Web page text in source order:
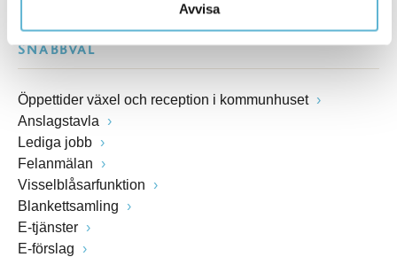
Avvisa
SNABBVAL
Öppettider växel och reception i kommunhuset
Anslagstavla
Lediga jobb
Felanmälan
Visselblåsarfunktion
Blankettsamling
E-tjänster
E-förslag